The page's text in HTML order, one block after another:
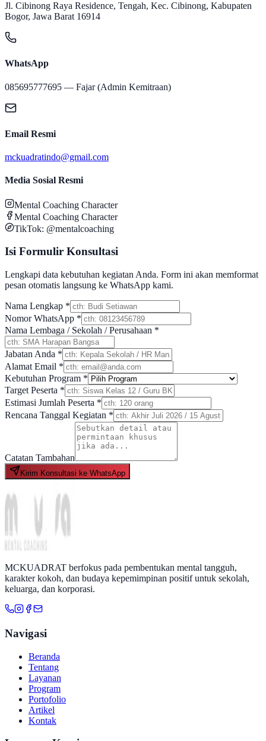
Jl. Cibinong Raya Residence, Tengah, Kec. Cibinong, Kabupaten
Bogor, Jawa Barat 16914
WhatsApp
085695777695 — Fajar(Admin Kemitraan)
Email Resmi
mckuadratindo@gmail.com
Media Sosial Resmi
Mental Coaching Character
Mental Coaching Character
TikTok: @mentalcoaching
Isi Formulir Konsultasi
Lengkapi data kebutuhan kegiatan Anda. Form ini akan memformat
pesan otomatis langsung ke WhatsApp kami.
Nama Lengkap *
Nomor WhatsApp *
Nama Lembaga / Sekolah / Perusahaan *
Jabatan Anda *
Alamat Email *
Kebutuhan Program *
Target Peserta *
Estimasi Jumlah Peserta *
Rencana Tanggal Kegiatan *
Catatan Tambahan
Kirim Konsultasi ke WhatsApp
MCKUADRAT berfokus pada pembentukan mental tangguh,
karakter kokoh, dan budaya kepemimpinan positif untuk sekolah,
keluarga, dan korporasi.
Navigasi
Beranda
Tentang
Layanan
Program
Portofolio
Artikel
Kontak